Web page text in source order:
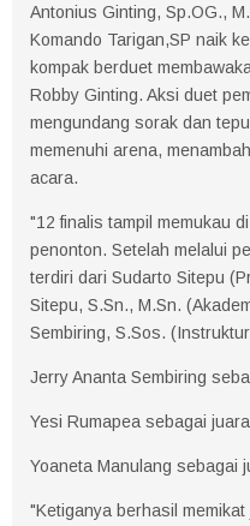
Antonius Ginting, Sp.OG.,
Komando Tarigan,SP naik
kompak berduet
Robby Ginting. Aksi duet
mengundang sorak dan
memenuhi arena,
acara.
"12 finalis tampil memukau
penonton. Setelah melalui
terdiri dari Sudarto Sitepu
Sitepu, S.Sn., M.Sn.
Sembiring, S.Sos.
Jerry Ananta Sembiring
Yesi Rumapea sebagai
Yoaneta Manulang sebagai
"Ketiganya berhasil